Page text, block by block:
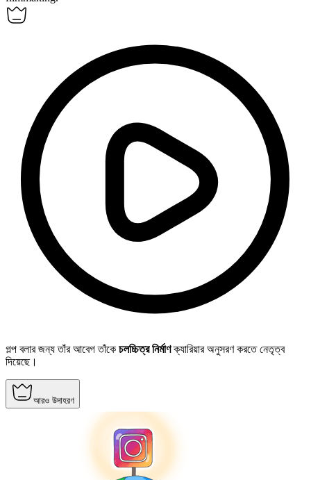
গল্প বলার জন্য তাঁর আবেগ তাঁকে চলচ্চিত্র নির্মাণক্যারিয়ার অনুসরণ করতে নেতৃত্ব
দিয়েছে।
আরও উদাহরণ